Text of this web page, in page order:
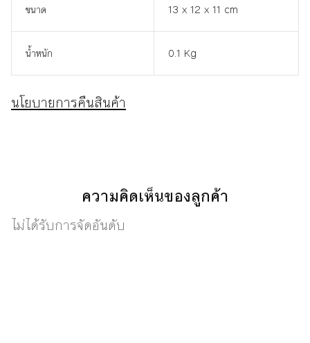
ขนาด 13 x 12 x 11 cm
น้ำหนัก 0.1 Kg
นโยบายการคืนสินค้า
ความคิดเห็นของลูกค้า
ไม่ได้รับการจัดอันดับ